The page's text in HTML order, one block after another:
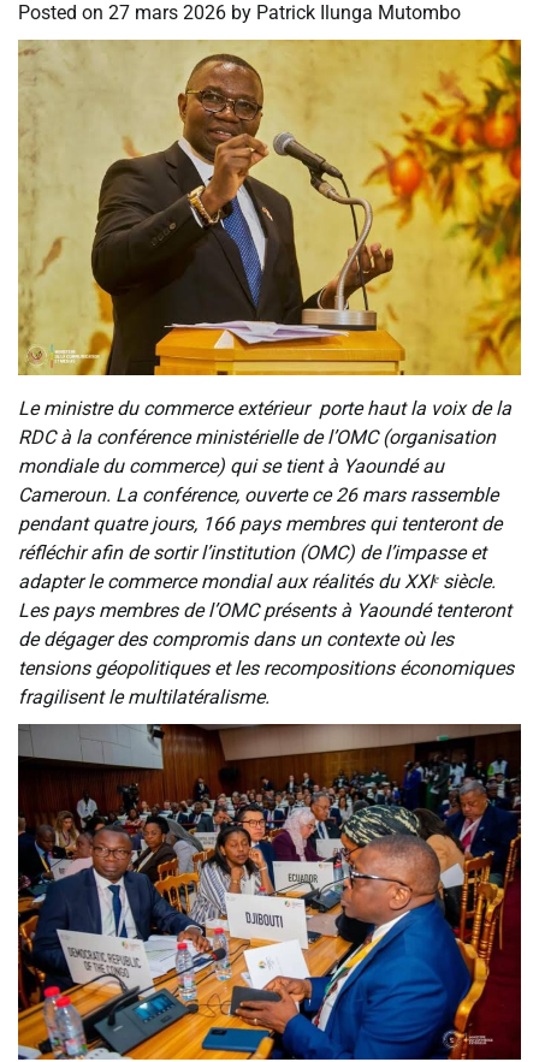
Posted on 27 mars 2026 by Patrick Ilunga Mutombo
Le ministre du commerce extérieur porte haut la voix de la
RDC à la conférence ministérielle de l’OMC (organisation
mondiale du commerce) qui se tient à Yaoundé au
Cameroun. La conférence, ouverte ce 26 mars rassemble
pendant quatre jours, 166 pays membres qui tenteront de
réfléchir afin de sortir l’institution (OMC) de l’impasse et
adapter le commerce mondial aux réalités du XXIᵉ siècle.
Les pays membres de l’OMC présents à Yaoundé tenteront
de dégager des compromis dans un contexte où les
tensions géopolitiques et les recompositions économiques
fragilisent le multilatéralisme.